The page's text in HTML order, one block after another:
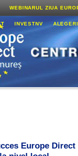
WEBINARUL ZIUA
INVESTNV
Europe